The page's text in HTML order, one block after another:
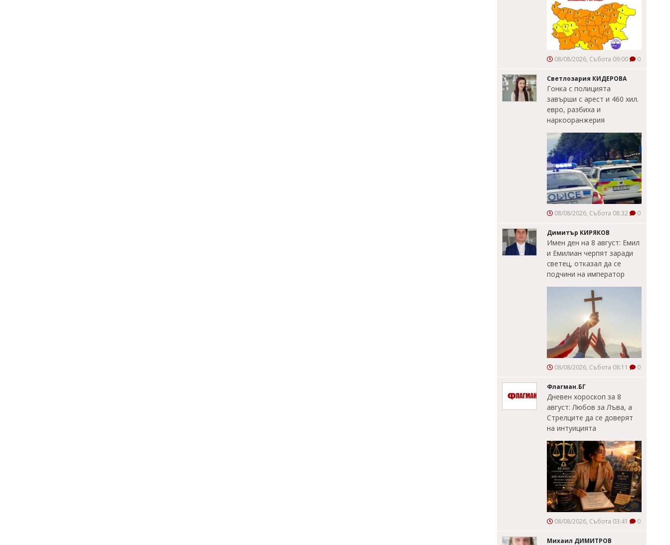
08/08/2026, Събота 09:00 0
Светлозария КИДЕРОВА
Гонка с полицията
завърши с арест и 460 хил.
евро, разбиха и
наркооранжерия
08/08/2026, Събота 08:32 0
Димитър КИРЯКОВ
Имен ден на 8 август: Емил
и Емилиан черпят заради
светец, отказал да се
подчини на император
08/08/2026, Събота 08:11 0
Флагман.БГ
Дневен хороскоп за 8
август: Любов за Лъва, а
Стрелците да се доверят
на интуицията
08/08/2026, Събота 03:41 0
Михаил ДИМИТРОВ